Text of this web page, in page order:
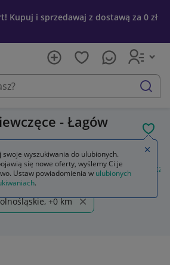
Kupuj i sprzedawaj z dostawą za 0 zł
szukaj
- Łagów
Odzież Spódniczki
spódnice i spódniczki mini spódniczki
+0 km
swoje wyszukiwania do ulubionych.
się nowe oferty, wyślemy Ci je
Ustaw powiadomienia w ulubionych
.